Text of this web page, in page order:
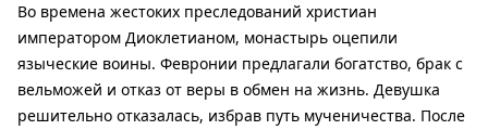
Во времена жестоких преследований христиан
императором Диоклетианом, монастырь оцепили
языческие воины. Февронии предлагали богатство, брак с
вельможей и отказ от веры в обмен на жизнь. Девушка
решительно отказалась, избрав путь мученичества. После